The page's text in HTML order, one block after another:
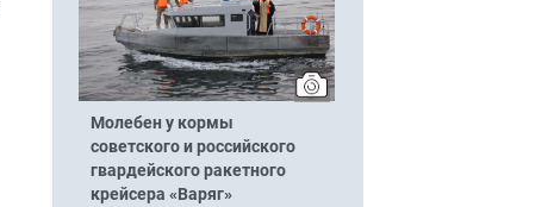
Молебен у кормы
советского и российского
гвардейского ракетного
крейсера «Варяг»